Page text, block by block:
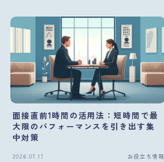
面接直前1時間の活用法：短時間で最
大限のパフォーマンスを引き出す集
中対策
2026.07.17 お役立ち情報